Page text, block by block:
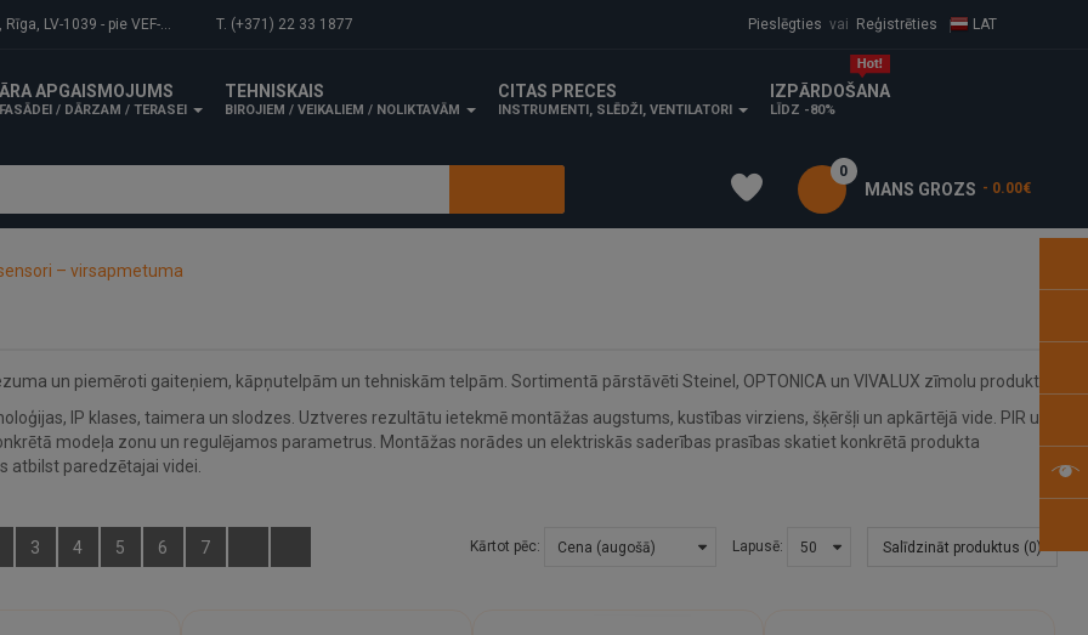
1039 - pie VEF-Gaisa tilta. T. (+371) 22 33 1877 Pieslēgties vai Reģistrēties LAT
ĀRA APGAISMOJUMS
FASĀDEI / DĀRZAM / TERASEI
TEHNISKAIS
BIROJIEM / VEIKALIEM / NOLIKTAVĀM
CITAS PRECES
INSTRUMENTI, SLĒDŽI, VENTILATORI
IZPĀRDOŠANA
LĪDZ -80%
MANS GROZS
0
- 0.00€
– virsapmetuma
un piemēroti gaiteņiem, kāpņutelpām un tehniskām telpām. Sortimentā pārstāvēti Steinel, OPTONICA un VIVALUX zīmolu produkti.
IP klases, taimera un slodzes. Uztveres rezultātu ietekmē montāžas augstums, kustības virziens, šķēršļi un apkārtējā vide. PIR un
modeļa zonu un regulējamos parametrus. Montāžas norādes un elektriskās saderības prasības skatiet konkrētā produkta
atbilst paredzētajai videi.
3 4 5 6 7 Kārtot pēc: Lapusē: Salīdzināt produktus (0)